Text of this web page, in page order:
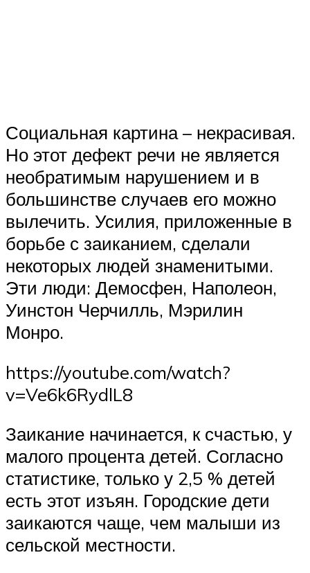
Социальная картина – некрасивая.
Но этот дефект речи не является
необратимым нарушением и в
большинстве случаев его можно
вылечить. Усилия, приложенные в
борьбе с заиканием, сделали
некоторых людей знаменитыми.
Эти люди: Демосфен, Наполеон,
Уинстон Черчилль, Мэрилин
Монро.
https://youtube.com/watch?
v=Ve6k6RydlL8
Заикание начинается, к счастью, у
малого процента детей. Согласно
статистике, только у 2,5 % детей
есть этот изъян. Городские дети
заикаются чаще, чем малыши из
сельской местности.